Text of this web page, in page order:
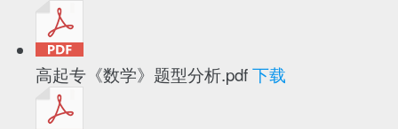
高起专《数学》题型分析.pdf下载